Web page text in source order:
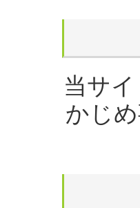
当サ
かじ